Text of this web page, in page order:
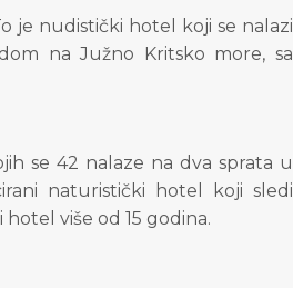
je nudistički hotel koji se nalazi
na Južno Kritsko more, sa
se 42 nalaze na dva sprata u
naturistički hotel koji sledi
više od 15 godina.